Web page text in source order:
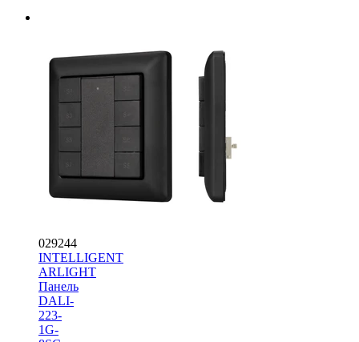
029244
INTELLIGENT
ARLIGHT
Панель
DALI-
223-
1G-